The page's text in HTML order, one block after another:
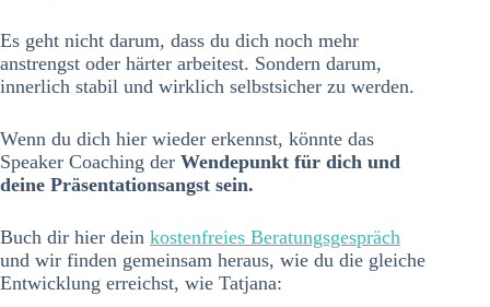
Es geht nicht darum, dass du dich noch mehr
anstrengst oder härter arbeitest. Sondern darum,
innerlich stabil und wirklich selbstsicher zu werden.
Wenn du dich hier wieder erkennst, könnte das
Speaker Coaching der Wendepunkt für dich und
deine Präsentationsangst sein.
Buch dir hier dein kostenfreies Beratungsgespräch
und wir finden gemeinsam heraus, wie du die gleiche
Entwicklung erreichst, wie Tatjana: